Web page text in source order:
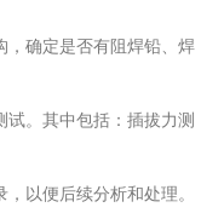
，确定是否有阻焊铅、焊
试。其中包括：插拔力测
以便后续分析和处理。